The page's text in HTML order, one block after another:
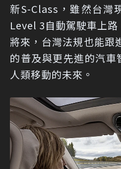
新S-Class，雖然台灣
Level 3自動駕駛車上
將來，台灣法規也能跟
的普及與更先進的汽車
人類移動的未來。